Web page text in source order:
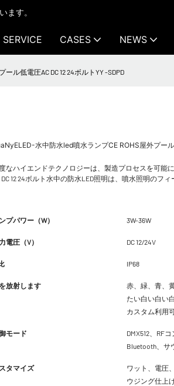
ます。
CASES NEWS
ル低電圧AC DC 12 24ボルトYY -SDPD
水中防水led噴水ランプCE ROHS屋外プー
なハイエンドテクノロジーは、製造プロセスを可能
DC 12 24ボルト水中の防水LED照明は、噴水照明のフ
プパワー（W） 3W-36W
電圧（V） DC 12/24V
IP68
放射します
赤、緑、青、
たい白い白い
カスタム利用
モード
DMX512、RF
Bluetooth、サ
タマイズ
ワット、電圧
ウジング仕上